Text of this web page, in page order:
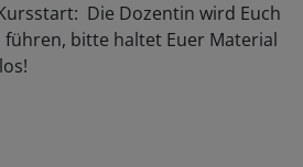
Die Dozentin wird Euch
bitte haltet Euer Material